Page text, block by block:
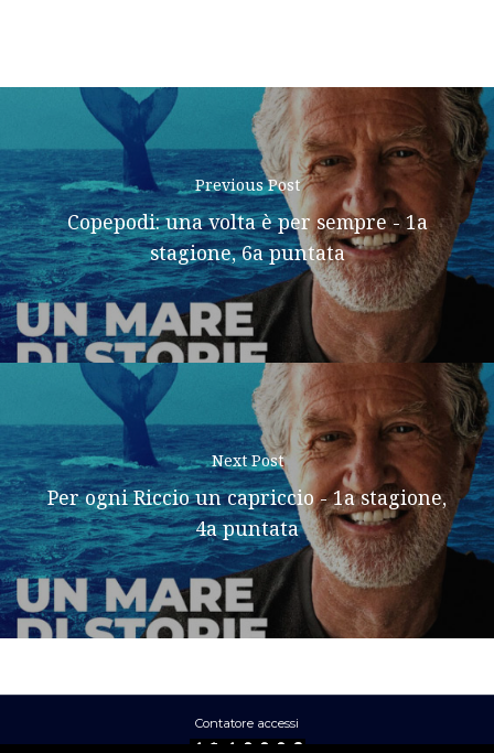
Previous Post
Copepodi: una volta è per sempre - 1a
stagione, 6a puntata
Next Post
Per ogni Riccio un capriccio - 1a stagione,
4a puntata
Contatore accessi